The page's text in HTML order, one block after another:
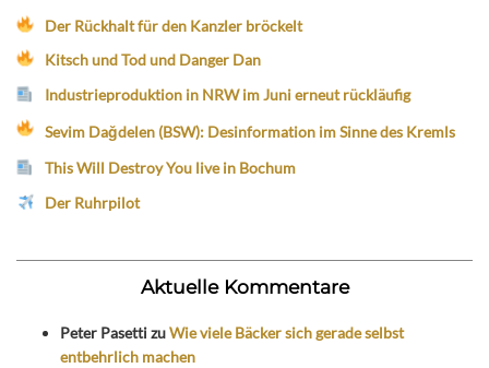
Der Rückhalt für den Kanzler bröckelt
Kitsch und Tod und Danger Dan
Industrieproduktion in NRW im Juni erneut rückläufig
Sevim Dağdelen (BSW): Desinformation im Sinne des Kremls
This Will Destroy You live in Bochum
Der Ruhrpilot
Aktuelle Kommentare
Peter PasettizuWie viele Bäcker sich gerade selbst
entbehrlich machen